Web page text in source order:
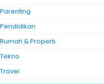
Parenting
Pendidikan
Rumah & Properti
Tekno
Travel